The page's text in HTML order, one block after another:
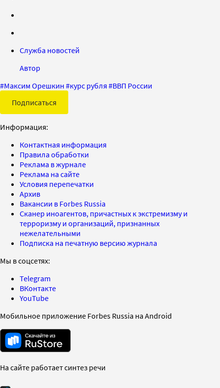
Служба новостей
Автор
#Максим Орешкин #курс рубля #ВВП России
Подписаться
Информация:
Контактная информация
Правила обработки
Реклама в журнале
Реклама на сайте
Условия перепечатки
Архив
Вакансии в Forbes Russia
Сканер иноагентов, причастных к экстремизму и
терроризму и организаций, признанных
нежелательными
Подписка на печатную версию журнала
Мы в соцсетях:
Telegram
ВКонтакте
YouTube
Мобильное приложение Forbes Russia на Android
На сайте работает синтез речи